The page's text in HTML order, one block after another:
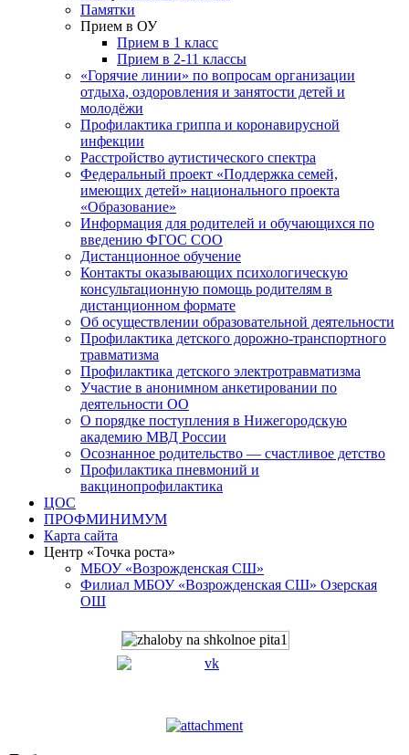
Памятки
Прием в ОУ
Прием в 1 класс
Прием в 2-11 классы
«Горячие линии» по вопросам организации
отдыха, оздоровления и занятости детей и
молодёжи
Профилактика гриппа и коронавирусной
инфекции
Расстройство аутистического спектра
Федеральный проект «Поддержка семей,
имеющих детей» национального проекта
«Образование»
Информация для родителей и обучающихся по
введению ФГОС СОО
Дистанционное обучение
Контакты оказывающих психологическую
консультационную помощь родителям в
дистанционном формате
Об осуществлении образовательной деятельности
Профилактика детского дорожно-транспортного
травматизма
Профилактика детского электротравматизма
Участие в анонимном анкетировании по
деятельности ОО
О порядке поступления в Нижегородскую
академию МВД России
Осознанное родительство — счастливое детство
Профилактика пневмоний и
вакцинопрофилактика
ЦОС
ПРОФМИНИМУМ
Карта сайта
Центр «Точка роста»
МБОУ «Возрожденская СШ»
Филиал МБОУ «Возрожденская СШ» Озерская
ОШ